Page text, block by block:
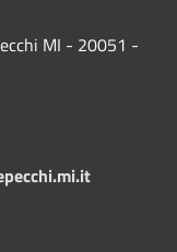
MI - 20051 -